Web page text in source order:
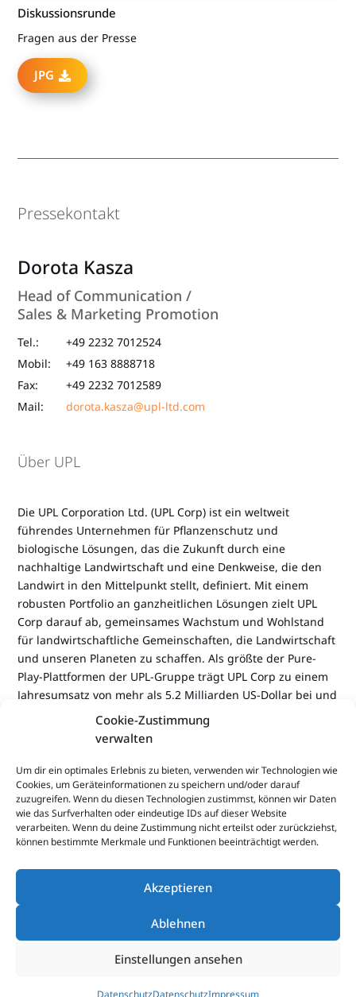
Cookie-Zustimmung
verwalten
Um dir ein optimales Erlebnis zu bieten, verwenden wir Technologien wie
Cookies, um Geräteinformationen zu speichern und/oder darauf
zuzugreifen. Wenn du diesen Technologien zustimmst, können wir Daten
wie das Surfverhalten oder eindeutige IDs auf dieser Website
verarbeiten. Wenn du deine Zustimmung nicht erteilst oder zurückziehst,
können bestimmte Merkmale und Funktionen beeinträchtigt werden.
Akzeptieren
Ablehnen
Einstellungen ansehen
DatenschutzDatenschutzImpressum
Diskussionsrunde
Fragen aus der Presse
JPG
Pressekontakt
Dorota Kasza
Head of Communication /
Sales & Marketing Promotion
Tel.:
+49 2232 7012524
Mobil:
+49 163 8888718
Fax:
+49 2232 7012589
Mail:
dorota.kasza@upl-ltd.com
Über UPL
Die UPL Corporation Ltd. (UPL Corp) ist ein weltweit
führendes Unternehmen für Pflanzenschutz und
biologische Lösungen, das die Zukunft durch eine
nachhaltige Landwirtschaft und eine Denkweise, die den
Landwirt in den Mittelpunkt stellt, definiert. Mit einem
robusten Portfolio an ganzheitlichen Lösungen zielt UPL
Corp darauf ab, gemeinsames Wachstum und Wohlstand
für landwirtschaftliche Gemeinschaften, die Landwirtschaft
und unseren Planeten zu schaffen. Als größte der Pure-
Play-Plattformen der UPL-Gruppe trägt UPL Corp zu einem
Jahresumsatz von mehr als 5,2 Milliarden US-Dollar bei und
ist führend bei der Förderung der Zusammenarbeit durch
zur Entwicklung fortschrittlicher Technologien für
Datenschutz
® (Registriertes Warenzeichen der Hersteller)